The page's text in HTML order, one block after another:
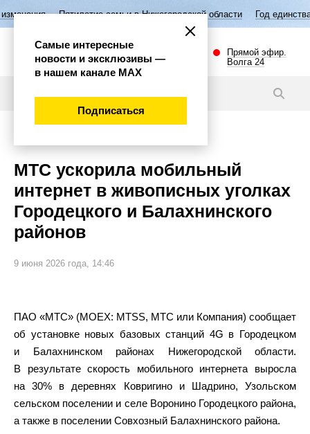
семьи в Нижегородской области Год единства народов России
Прямой эфир.
Волга 24
МТС ускорила мобильный
интернет в живописных уголках
Городецкого и Балахнинского
районов
9 июня 2026 года, 14:46
ПАО «МТС» (MOEX: MTSS, МТС или Компания) сообщает
об установке новых базовых станций 4G в Городецком
и Балахнинском районах Нижегородской области.
В результате скорость мобильного интернета выросла
на 30% в деревнях Ковригино и Шадрино, Узольском
сельском поселении и селе Воронино Городецкого района,
а также в поселении Совхозный Балахнинского района.
Самые интересные
новости и эксклюзивы —
в нашем канале МАХ
Подписаться